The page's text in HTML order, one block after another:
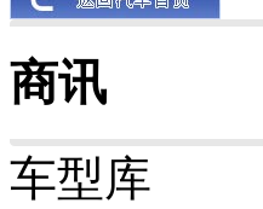
商讯
车型库